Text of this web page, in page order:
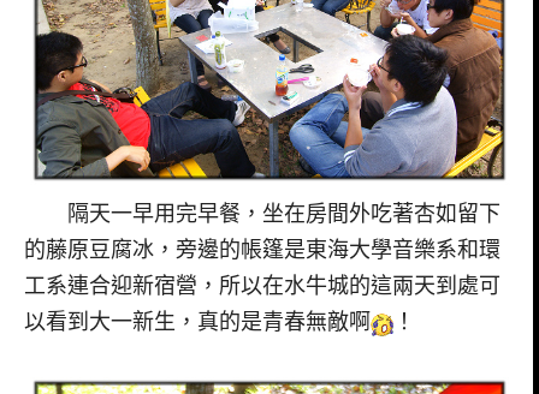
隔天一早用完早餐，坐在房間外吃著杏如留下
的藤原豆腐冰，旁邊的帳篷是東海大學音樂系和環
工系連合迎新宿營，所以在水牛城的這兩天到處可
以看到大一新生，真的是青春無敵啊
！